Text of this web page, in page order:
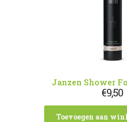
Janzen Shower
€9,50
Toevoegen aan